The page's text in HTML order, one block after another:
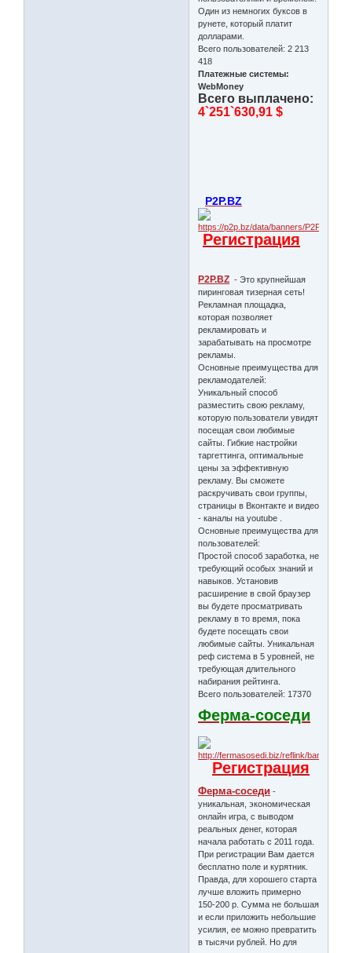
Один из немногих буксов в
рунете, который платит
долларами.
Всего пользователей: 2 213
418
Платежные системы:
WebMoney
Всего выплачено:
4`251`630,91 $
P2P.BZ
Регистрация
P2P.BZ - Это крупнейшая
пиринговая тизерная сеть!
Рекламная площадка,
которая позволяет
рекламировать и
зарабатывать на просмотре
рекламы.
Основные преимущества для
рекламодателей:
Уникальный способ
разместить свою рекламу,
которую пользователи увидят
посещая свои любимые
сайты. Гибкие настройки
таргеттинга, оптимальные
цены за эффективную
рекламу. Вы сможете
раскручивать свои группы,
страницы в Вконтакте и видео
- каналы на youtube .
Основные преимущества для
пользователей:
Простой способ заработка, не
требующий особых знаний и
навыков. Установив
расширение в свой браузер
вы будете просматривать
рекламу в то время, пока
будете посещать свои
любимые сайты. Уникальная
реф система в 5 уровней, не
требующая длительного
набирания рейтинга.
Всего пользователей: 17370
Ферма-соседи
Регистрация
Ферма-соседи -
уникальная, экономическая
онлайн игра, с выводом
реальных денег, которая
начала работать с 2011 года.
При регистрации Вам дается
бесплатно поле и курятник.
Правда, для хорошего старта
лучше вложить примерно
150-200 р. Сумма не большая
и если приложить небольшие
усилия, ее можно превратить
в тысячи рублей. Но для